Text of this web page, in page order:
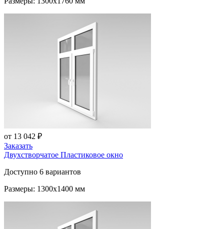
от 13 042 ₽
Заказать
Двухстворчатое Пластиковое окно
Доступно 6 вариантов
Размеры: 1300x1400 мм